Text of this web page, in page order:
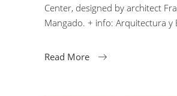
Center, designed by architect
Mangado. + info: Arquitectura y
Read More